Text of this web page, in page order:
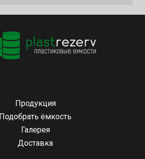
Продукция
Подобрать ёмкость
Галерея
Доставка